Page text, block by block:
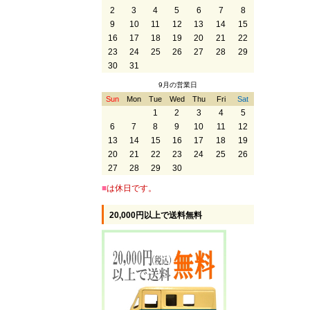
2
3 4 5 6 7
8
9
10 11 12 13 14
15
16
17 18 19 20 21
22
23
24 25 26 27 28
29
30
31
9月の営業日
Sun Mon Tue Wed Thu Fri Sat
1 2 3 4
5
6
7 8 9 10 11
12
13
14 15 16 17 18
19
20
21 22 23 24 25
26
27
28 29 30
■は休日です。
20,000円以上で送料無料